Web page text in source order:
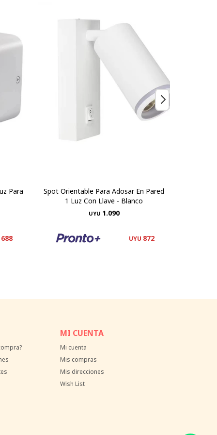
Para
688
Spot Orientable Para Adosar En Pared
1 Luz Con Llave - Blanco
UYU 1.090
UYU 872
MI CUENTA
Mi cuenta
Mis compras
Mis direcciones
Wish List